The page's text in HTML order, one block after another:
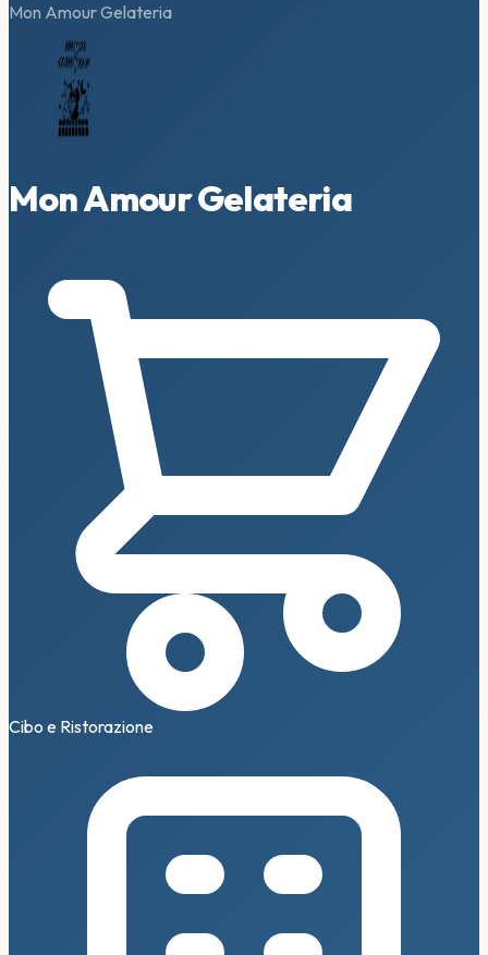
Mon Amour Gelateria
Mon Amour Gelateria
Cibo e Ristorazione